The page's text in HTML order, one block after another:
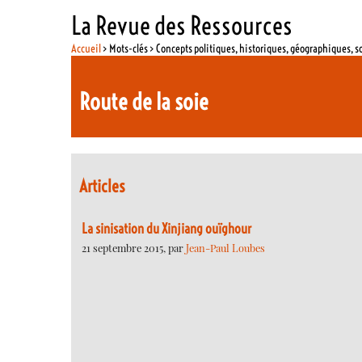
La Revue des Ressources
Accueil> Mots-clés > Concepts politiques, historiques, géographiques,
Route de la soie
Articles
La sinisation du Xinjiang ouïghour
21 septembre 2015, parJean-Paul Loubes